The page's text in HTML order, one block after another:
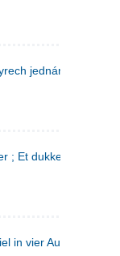
jednáních
; Et dukkehjem ;
in vier Aufzügen